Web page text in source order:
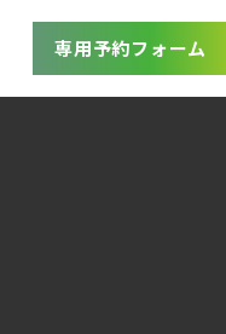
専用予約フォーム